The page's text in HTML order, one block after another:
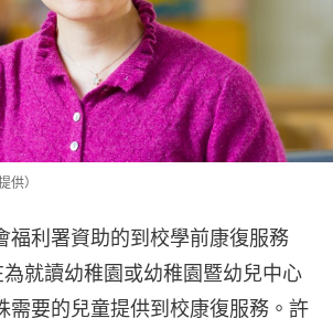
供）
福利署資助的到校學前康復服務
為就讀幼稚園或幼稚園暨幼兒中心
需要的兒童提供到校康復服務。許